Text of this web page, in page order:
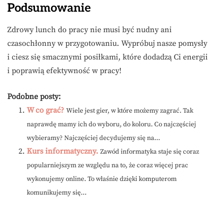
Podsumowanie
Zdrowy lunch do pracy nie musi być nudny ani
czasochłonny w przygotowaniu. Wypróbuj nasze pomysły
i ciesz się smacznymi posiłkami, które dodadzą Ci energii
i poprawią efektywność w pracy!
Podobne posty:
W co grać? Wiele jest gier, w które możemy zagrać. Tak
naprawdę mamy ich do wyboru, do koloru. Co najczęściej
wybieramy? Najczęściej decydujemy się na...
Kurs informatyczny. Zawód informatyka staje się coraz
popularniejszym ze względu na to, że coraz więcej prac
wykonujemy online. To właśnie dzięki komputerom
komunikujemy się...